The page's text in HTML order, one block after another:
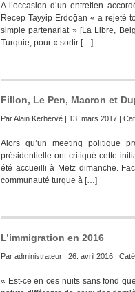
A l’occasion d’un entretien
Recep Tayyip Erdoğan « a rejeté
simple partenariat » [La Libre,
Turquie, pour « sortir […]
Fillon, Le Pen, Macron et
ParAlain Kerhervé | 13. mars 2017 |
Alors qu’un meeting politique
présidentielle ont critiqué cette
été accueilli à Metz dimanche.
communauté turque à […]
L’immigration en 2016
Par administrateur | 26. avril 2016 |
« Est-ce en ces nuits sans fond